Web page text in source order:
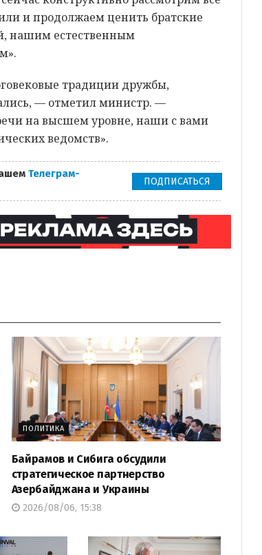
и продолжаем ценить братские
нашим естественным
традиции дружбы,
— отметил министр. —
на высшем уровне, наши с вами
ведомств».
Телеграм-
ПОДПИСАТЬСЯ
ПОЛИТИКА
Байрамов и Сибига обсудили
стратегическое партнерство
Азербайджана и Украины
2026/08/06, 15:38